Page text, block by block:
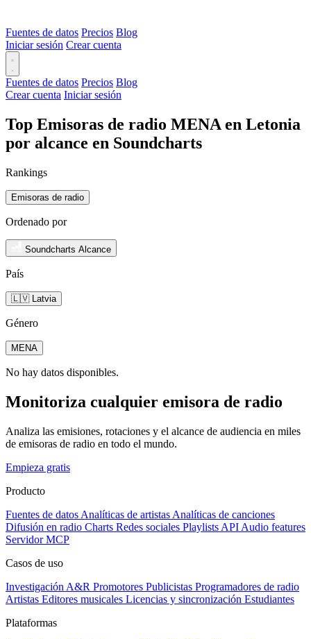
Fuentes de datos Precios Blog
Iniciar sesión Crear cuenta
Fuentes de datos Precios Blog
Crear cuenta Iniciar sesión
Top Emisoras de radio MENA en Letonia
por alcance en Soundcharts
Rankings
Emisoras de radio
Ordenado por
Soundcharts Alcance
País
🇱🇻 Latvia
Género
MENA
No hay datos disponibles.
Monitoriza cualquier emisora de radio
Analiza las emisiones, rotaciones y el alcance de audiencia en miles
de emisoras de radio en todo el mundo.
Empieza gratis
Producto
Fuentes de datos Analíticas de artistas Analíticas de canciones
Difusión en radio Charts Redes sociales Playlists API Audio features
Servidor MCP
Casos de uso
Investigación A&R Promotores Publicistas Programadores de radio
Artistas Editores musicales Licencias y sincronización Estudiantes
Plataformas